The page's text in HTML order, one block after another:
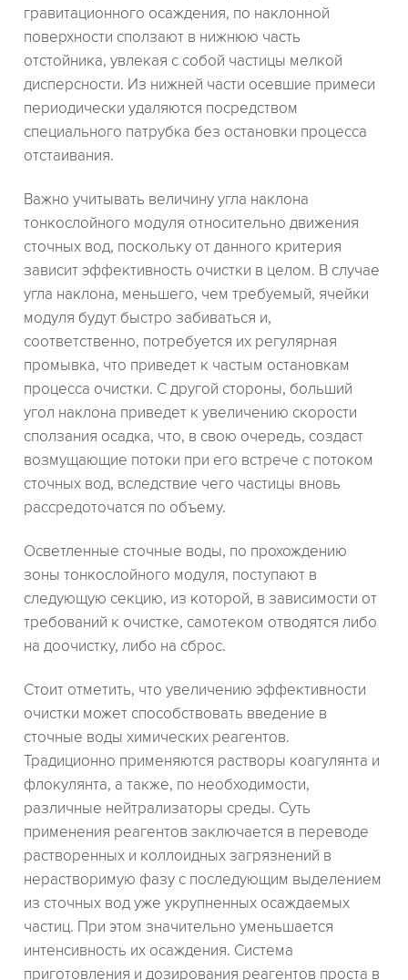
гравитационного осаждения, по наклонной
поверхности сползают в нижнюю часть
отстойника, увлекая с собой частицы мелкой
дисперсности. Из нижней части осевшие примеси
периодически удаляются посредством
специального патрубка без остановки процесса
отстаивания.
Важно учитывать величину угла наклона
тонкослойного модуля относительно движения
сточных вод, поскольку от данного критерия
зависит эффективность очистки в целом. В случае
угла наклона, меньшего, чем требуемый, ячейки
модуля будут быстро забиваться и,
соответственно, потребуется их регулярная
промывка, что приведет к частым остановкам
процесса очистки. С другой стороны, больший
угол наклона приведет к увеличению скорости
сползания осадка, что, в свою очередь, создаст
возмущающие потоки при его встрече с потоком
сточных вод, вследствие чего частицы вновь
рассредоточатся по объему.
Осветленные сточные воды, по прохождению
зоны тонкослойного модуля, поступают в
следующую секцию, из которой, в зависимости от
требований к очистке, самотеком отводятся либо
на доочистку, либо на сброс.
Стоит отметить, что увеличению эффективности
очистки может способствовать введение в
сточные воды химических реагентов.
Традиционно применяются растворы коагулянта и
флокулянта, а также, по необходимости,
различные нейтрализаторы среды. Суть
применения реагентов заключается в переводе
растворенных и коллоидных загрязнений в
нерастворимую фазу с последующим выделением
из сточных вод уже укрупненных осаждаемых
частиц. При этом значительно уменьшается
интенсивность их осаждения. Система
приготовления и дозирования реагентов проста в